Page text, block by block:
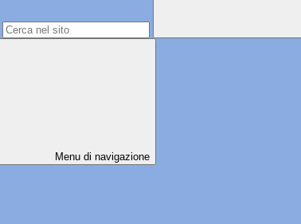
Menu di navigazione